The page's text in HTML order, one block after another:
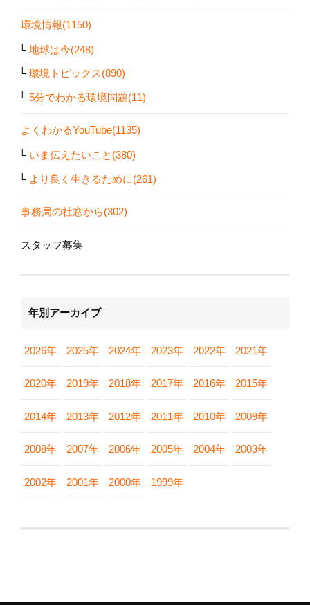
環境情報(1150)
地球は今(248)
環境トピックス(890)
5分でわかる環境問題(11)
よくわかるYouTube(1135)
いま伝えたいこと(380)
より良く生きるために(261)
事務局の社窓から(302)
スタッフ募集
年別アーカイブ
2026年 2025年 2024年 2023年 2022年 2021年
2020年 2019年 2018年 2017年 2016年 2015年
2014年 2013年 2012年 2011年 2010年 2009年
2008年 2007年 2006年 2005年 2004年 2003年
2002年 2001年 2000年 1999年